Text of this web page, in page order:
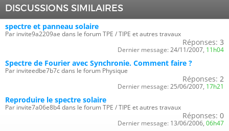
DISCUSSIONS SIMILAIRES
spectre et panneau solaire
Par invite9a2209ae dans le forum TPE / TIPE et autres travaux
Réponses: 3
Dernier message: 24/11/2007, 11h04
Spectre de Fourier avec Synchronie. Comment faire ?
Par inviteedbe7b7c dans le forum Physique
Réponses: 2
Dernier message: 25/06/2007, 17h21
Reproduire le spectre solaire
Par invite7a06e8b4 dans le forum TPE / TIPE et autres travaux
Réponses: 0
Dernier message: 13/06/2006, 06h47